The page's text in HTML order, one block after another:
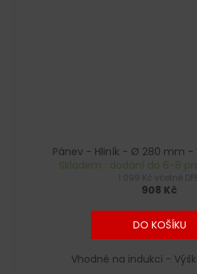
Pánev - Hliník - Ø 280 mm -
Skladem : dodání do 6-8
908 Kč
DO KOŠÍKU
Vhodné na indukci -